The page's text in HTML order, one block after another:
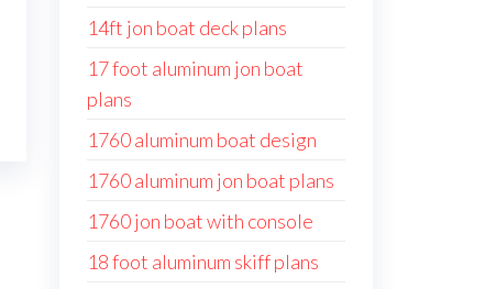
14ft jon boat deck plans
17 foot aluminum jon boat
plans
1760 aluminum boat design
1760 aluminum jon boat plans
1760 jon boat with console
18 foot aluminum skiff plans